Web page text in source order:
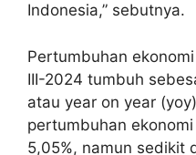
Indonesia,” sebutnya.
Pertumbuhan
III-2024 tumbuh
atau year on year
pertumbuhan
5,05%, namun sedikit